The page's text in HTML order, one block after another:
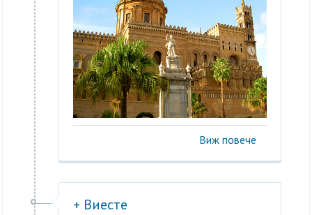
Виж повече
+ Виесте